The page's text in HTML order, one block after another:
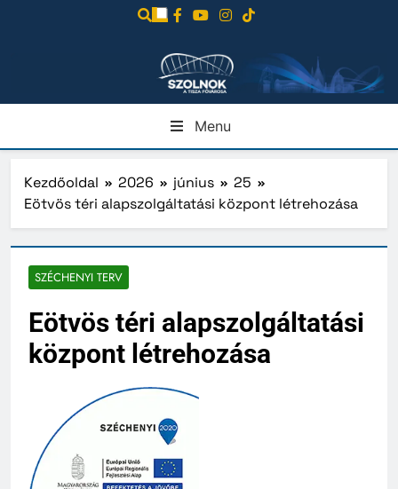
Menu
Kezdőoldal 2026 június
25
Eötvös téri alapszolgáltatási központ létrehozása
SZÉCHENYI TERV
Eötvös téri alapszolgáltatási
központ létrehozása